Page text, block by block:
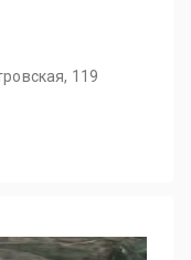
119